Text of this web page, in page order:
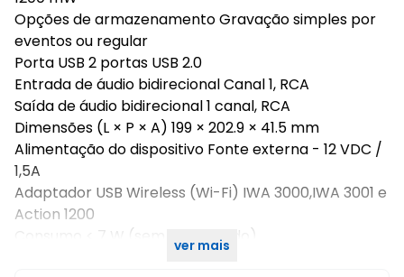
Opções de armazenamento Gravação simples por
eventos ou regular
Porta USB 2 portas USB 2.0
Entrada de áudio bidirecional Canal 1, RCA
Saída de áudio bidirecional 1 canal, RCA
Dimensões (L × P × A) 199 × 202.9 × 41.5 mm
Alimentação do dispositivo Fonte externa - 12 VDC /
1,5A
Adaptador USB Wireless (Wi-Fi) IWA 3000,IWA 3001 e
Action 1200
Consumo < 7 W (sem disco rígido)
ver mais